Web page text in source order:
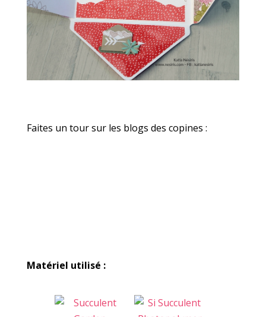
Faites un tour sur les blogs des copines :
Matériel utilisé :